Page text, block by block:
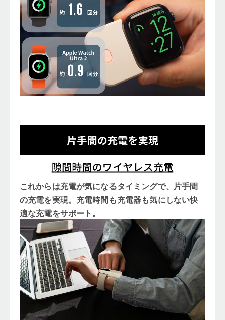
これからは充電が気になるタイミングで、片手間
の充電を実現。充電時間も充電器も気にしない快
適な充電をサポート。